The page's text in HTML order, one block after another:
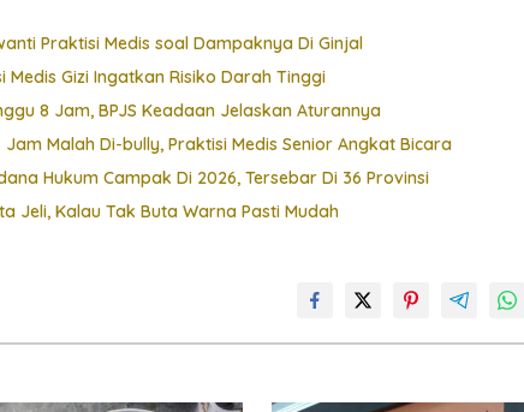
Praktisi Medis soal Dampaknya Di Ginjal
Medis Gizi Ingatkan Risiko Darah Tinggi
8 Jam, BPJS Keadaan Jelaskan Aturannya
Jam Malah Di-bully, Praktisi Medis Senior Angkat Bicara
Hukum Campak Di 2026, Tersebar Di 36 Provinsi
Jeli, Kalau Tak Buta Warna Pasti Mudah